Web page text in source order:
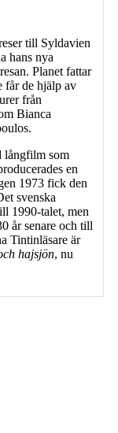
till Syldavien
hans nya
Planet fattar
får de hjälp av
från
Bianca
långfilm som
en
1973 fick den
svenska
1990-talet, men
år senare och till
Tintinläsare är
hajsjön, nu